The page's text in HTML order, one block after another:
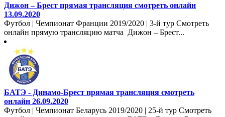
Дижон – Брест прямая трансляция смотреть онлайн
13.09.2020
Футбол | Чемпионат Франции 2019/2020 | 3-й тур Смотреть
онлайн прямую трансляцию матча Дижон – Брест...
БАТЭ - Динамо-Брест прямая трансляция смотреть
онлайн 26.09.2020
Футбол | Чемпионат Беларусь 2019/2020 | 25-й тур Смотреть